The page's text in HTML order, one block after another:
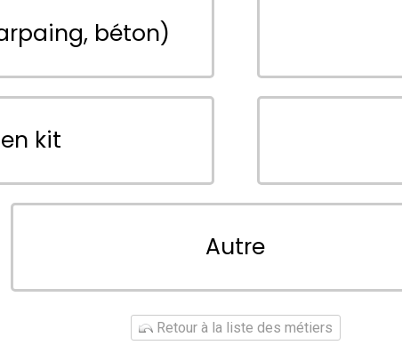
béton)
kit
Autre
Retour à la liste des métiers